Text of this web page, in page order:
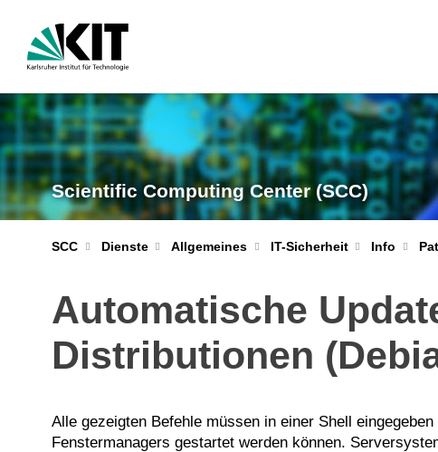
Scientific Computing Center (SCC)
SCC Dienste Allgemeines IT-Sicherheit Info
Automatische
Distributionen
Alle gezeigten Befehle müssen in einer Shell
Fenstermanagers gestartet werden können.